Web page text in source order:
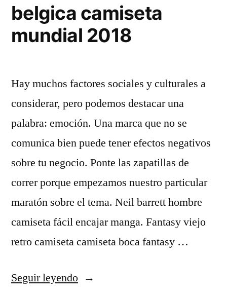
belgica camiseta
mundial 2018
Hay muchos factores sociales y culturales a
considerar, pero podemos destacar una
palabra: emoción. Una marca que no se
comunica bien puede tener efectos negativos
sobre tu negocio. Ponte las zapatillas de
correr porque empezamos nuestro particular
maratón sobre el tema. Neil barrett hombre
camiseta fácil encajar manga. Fantasy viejo
retro camiseta camiseta boca fantasy …
Seguir leyendo«belgica